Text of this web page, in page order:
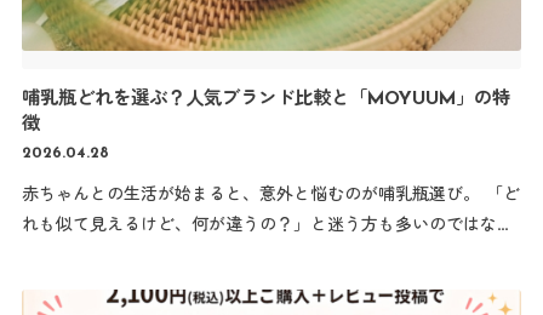
哺乳瓶どれを選ぶ？人気ブランド比較と「MOYUUM」の特
徴
2026.04.28
赤ちゃんとの生活が始まると、意外と悩むのが哺乳瓶選び。 「ど
れも似て見えるけど、何が違うの？」と迷う方も多いのではない
に、「MOYUUM（モユム）」の特徴を比較しながらご紹介しま